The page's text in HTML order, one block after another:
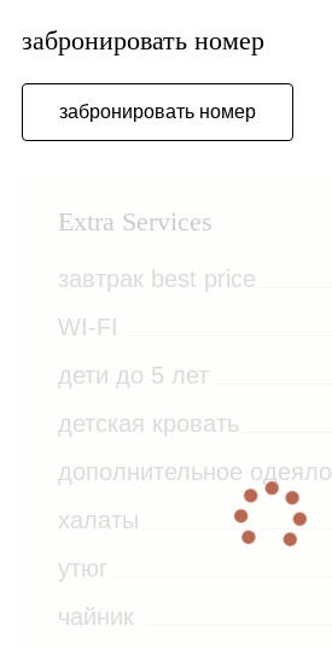
забронировать номер
забронировать номер
Extra Services
завтрак best price
WI-FI
дети до 5 лет
детская кровать
дополнительное одеяло
халаты
утюг
чайник